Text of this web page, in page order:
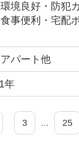
境良好・防犯
事便利・宅配
パート他
年
3 … 25